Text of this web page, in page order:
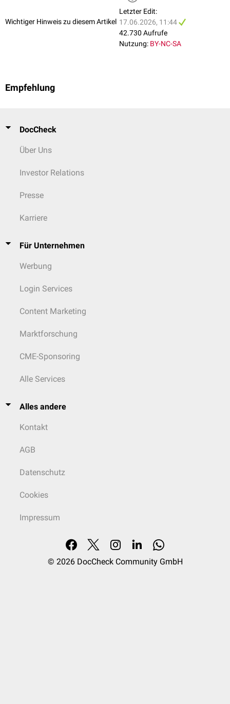
Wichtiger Hinweis zu diesem Artikel
Letzter Edit:
17.06.2026, 11:44
42.730 Aufrufe
Nutzung: BY-NC-SA
Empfehlung
DocCheck
Über Uns
Investor Relations
Presse
Karriere
Für Unternehmen
Werbung
Login Services
Content Marketing
Marktforschung
CME-Sponsoring
Alle Services
Alles andere
Kontakt
AGB
Datenschutz
Cookies
Impressum
© 2026 DocCheck Community GmbH